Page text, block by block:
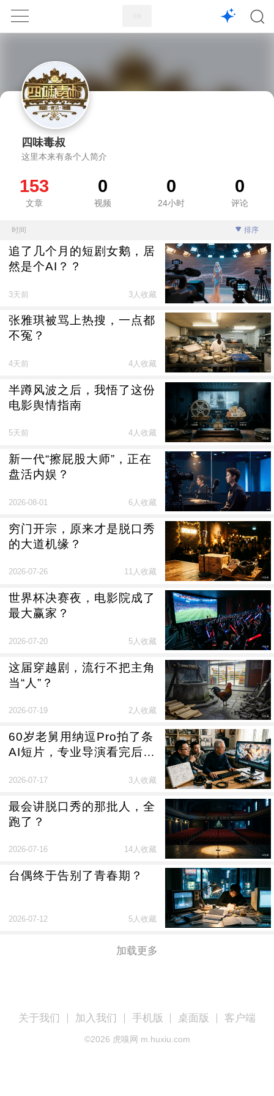
1X
四味毒叔
这里本来有条个人简介
153
文章
0
视频
0
24小时
0
评论
时间 排序
追了几个月的短剧女鹅，居
然是个AI？？
3天前 3人收藏
张雅琪被骂上热搜，一点都
不冤？
4天前 4人收藏
半蹲风波之后，我悟了这份
电影舆情指南
5天前 4人收藏
新一代“擦屁股大师”，正在
盘活内娱？
2026-08-01 6人收藏
穷门开宗，原来才是脱口秀
的大道机缘？
2026-07-26 11人收藏
世界杯决赛夜，电影院成了
最大赢家？
2026-07-20 5人收藏
这届穿越剧，流行不把主角
当“人”？
2026-07-19 2人收藏
60岁老舅用纳逗Pro拍了条
AI短片，专业导演看完后说
2026-07-17 3人收藏
最会讲脱口秀的那批人，全
跑了？
2026-07-16 14人收藏
台偶终于告别了青春期？
2026-07-12 5人收藏
加载更多
关于我们 加入我们 手机版 桌面版 客户端
©2026 虎嗅网 m.huxiu.com